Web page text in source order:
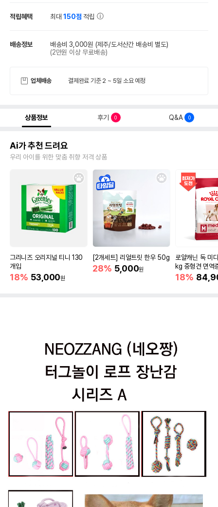
적립혜택 최대150점 적립
배송정보 배송비 3,000원 (제주/도서산간 배송비 별도)
(2만원 이상 무료배송)
업체배송 결제완료 기준 2 ~ 5일 소요 예정
상품정보 후기 0 Q&A 0
Ai가 추천 드려요
우리 아이를 위한 맞춤 취향 저격 상품
그리니즈 오리지널 티니 130
개입
18% 53,000원
[2개세트] 리얼트릿 한우 50g
28% 5,000원
로얄캐닌 독 미
kg 중형견 면역
18%